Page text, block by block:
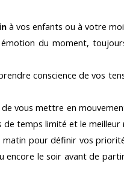
à vos enfants ou à votre
du moment, toujours
conscience de vos
vous mettre en
temps limité et le
pour définir vos
encore le soir avant de